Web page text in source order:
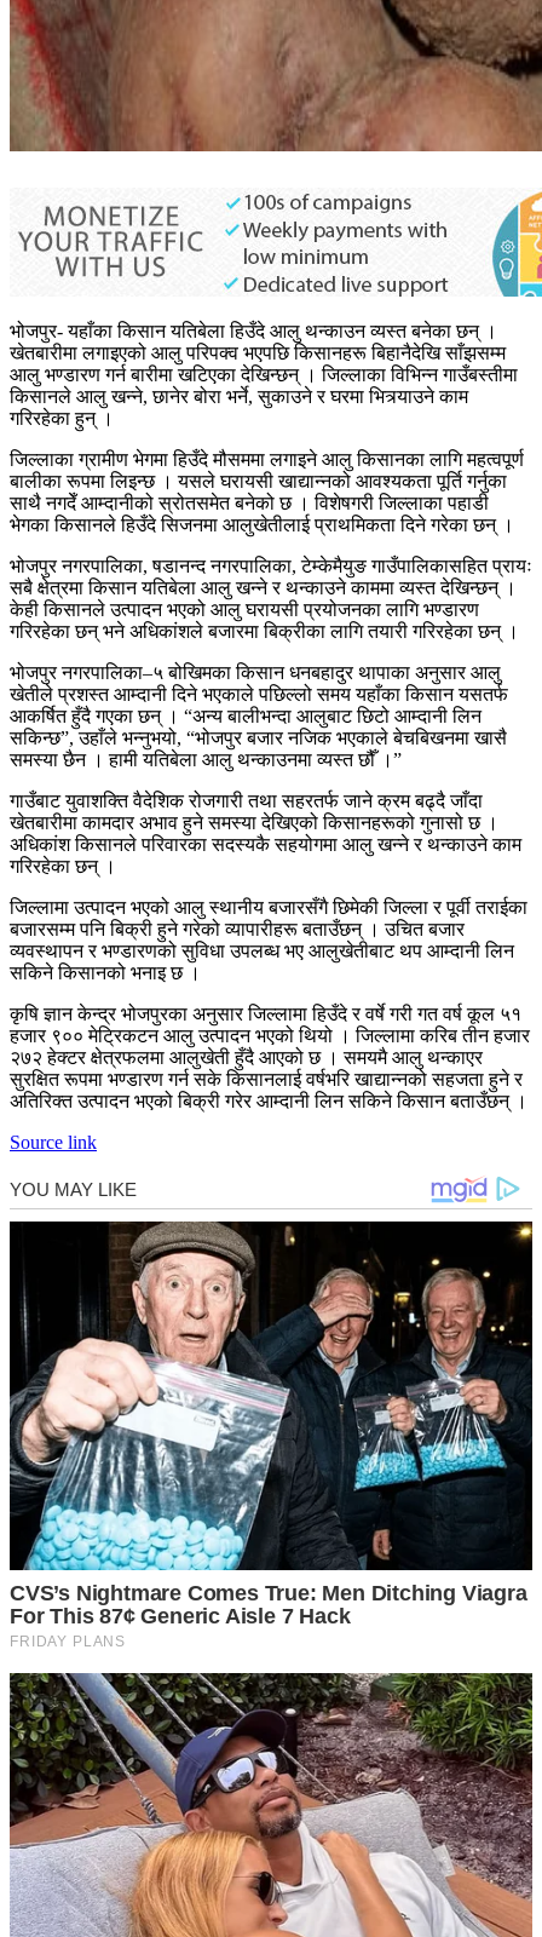
भोजपुर- यहाँका किसान यतिबेला हिउँदे आलु थन्काउन व्यस्त बनेका छन् ।
खेतबारीमा लगाइएको आलु परिपक्व भएपछि किसानहरू बिहानैदेखि साँझसम्म
आलु भण्डारण गर्न बारीमा खटिएका देखिन्छन् । जिल्लाका विभिन्न गाउँबस्तीमा
किसानले आलु खन्ने, छानेर बोरा भर्ने, सुकाउने र घरमा भित्र्याउने काम
गरिरहेका हुन् ।
जिल्लाका ग्रामीण भेगमा हिउँदे मौसममा लगाइने आलु किसानका लागि महत्वपूर्ण
बालीका रूपमा लिइन्छ । यसले घरायसी खाद्यान्नको आवश्यकता पूर्ति गर्नुका
साथै नगदेँ आम्दानीको स्रोतसमेत बनेको छ । विशेषगरी जिल्लाका पहाडी
भेगका किसानले हिउँदे सिजनमा आलुखेतीलाई प्राथमिकता दिने गरेका छन् ।
भोजपुर नगरपालिका, षडानन्द नगरपालिका, टेम्केमैयुङ गाउँपालिकासहित प्रायः
सबै क्षेत्रमा किसान यतिबेला आलु खन्ने र थन्काउने काममा व्यस्त देखिन्छन् ।
केही किसानले उत्पादन भएको आलु घरायसी प्रयोजनका लागि भण्डारण
गरिरहेका छन् भने अधिकांशले बजारमा बिक्रीका लागि तयारी गरिरहेका छन् ।
भोजपुर नगरपालिका–५ बोखिमका किसान धनबहादुर थापाका अनुसार आलु
खेतीले प्रशस्त आम्दानी दिने भएकाले पछिल्लो समय यहाँका किसान यसतर्फ
आकर्षित हुँदै गएका छन् । “अन्य बालीभन्दा आलुबाट छिटो आम्दानी लिन
सकिन्छ”, उहाँले भन्नुभयो, “भोजपुर बजार नजिक भएकाले बेचबिखनमा खासै
समस्या छैन । हामी यतिबेला आलु थन्काउनमा व्यस्त छौँ ।”
गाउँबाट युवाशक्ति वैदेशिक रोजगारी तथा सहरतर्फ जाने क्रम बढ्दै जाँदा
खेतबारीमा कामदार अभाव हुने समस्या देखिएको किसानहरूको गुनासो छ ।
अधिकांश किसानले परिवारका सदस्यकै सहयोगमा आलु खन्ने र थन्काउने काम
गरिरहेका छन् ।
जिल्लामा उत्पादन भएको आलु स्थानीय बजारसँगै छिमेकी जिल्ला र पूर्वी तराईका
बजारसम्म पनि बिक्री हुने गरेको व्यापारीहरू बताउँछन् । उचित बजार
व्यवस्थापन र भण्डारणको सुविधा उपलब्ध भए आलुखेतीबाट थप आम्दानी लिन
सकिने किसानको भनाइ छ ।
कृषि ज्ञान केन्द्र भोजपुरका अनुसार जिल्लामा हिउँदे र वर्षे गरी गत वर्ष कूल ५१
हजार ९०० मेट्रिकटन आलु उत्पादन भएको थियो । जिल्लामा करिब तीन हजार
२७२ हेक्टर क्षेत्रफलमा आलुखेती हुँदै आएको छ । समयमै आलु थन्काएर
सुरक्षित रूपमा भण्डारण गर्न सके किसानलाई वर्षभरि खाद्यान्नको सहजता हुने र
अतिरिक्त उत्पादन भएको बिक्री गरेर आम्दानी लिन सकिने किसान बताउँछन् ।
Source link